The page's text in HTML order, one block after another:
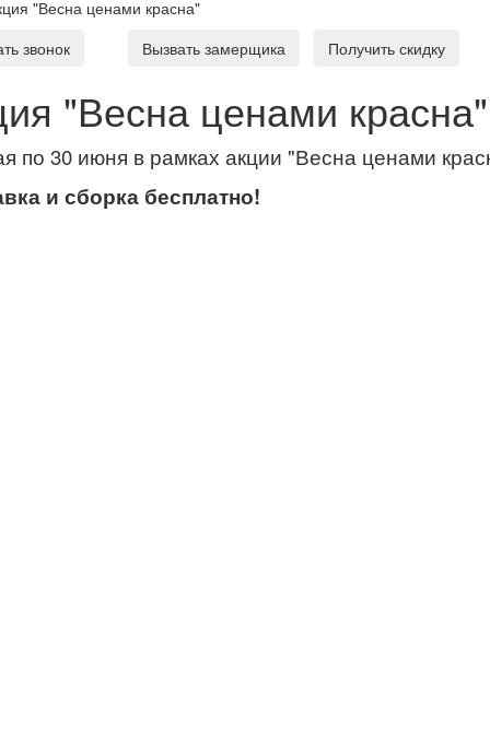
"Весна ценами красна"
звонок
Вызвать замерщика Получить скидку
"Весна ценами красна"
по 30 июня в рамках акции "Весна ценами
и сборка бесплатно!